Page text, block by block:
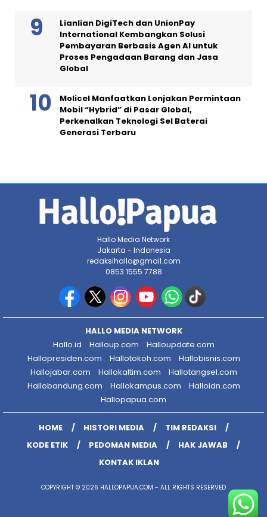
Lianlian DigiTech dan UnionPay
International Kembangkan Solusi
Pembayaran Berbasis Agen AI untuk
Proses Pengadaan Barang dan Jasa
Global
Molicel Manfaatkan Lonjakan Permintaan
Mobil “Hybrid” di Pasar Global,
Perkenalkan Teknologi Sel Baterai
Generasi Terbaru
Hallo Media Network
Jakarta - Indonesia
redaksihallo@gmail.com
0853 1555 7788
HALLO MEDIA NETWORK
Hallo.id
Halloup.com
Halloupdate.com
Hallopresiden.com
Hallotokoh.com
Hallobisnis.com
Hallojabar.com
Hallokaltim.com
Hallotangsel.com
Hallobandung.com
Hallokampus.com
Halloidn.com
Hallopapua.com
HOME HISTORI MEDIA
TIM REDAKSI
KODE ETIK
PEDOMAN MEDIA
HAK JAWAB
KONTAK IKLAN
COPYRIGHT © 2026 HALLOPAPUA.COM - ALL RIGHTS RESERVED